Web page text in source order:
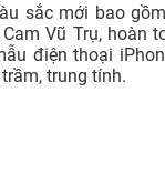
sắc mới bao
Vũ Trụ, hoàn
điện thoại
trung tính.